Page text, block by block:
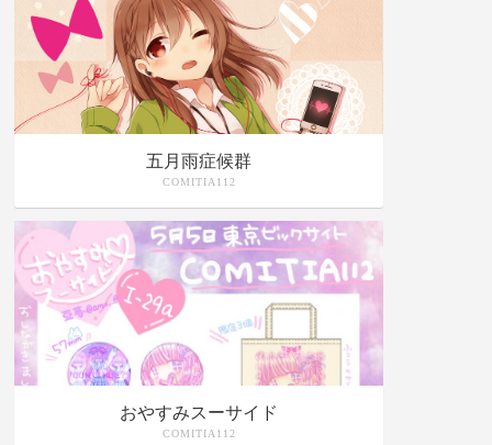
五月雨症候群
COMITIA112
おやすみスーサイド
COMITIA112